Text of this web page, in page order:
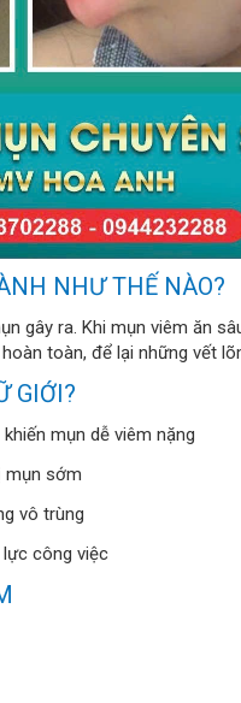
NHƯ THẾ NÀO?
gây ra. Khi mụn viêm ăn
toàn, để lại những vết
GIỚI?
mụn dễ viêm nặng
mụn sớm
vô trùng
công việc